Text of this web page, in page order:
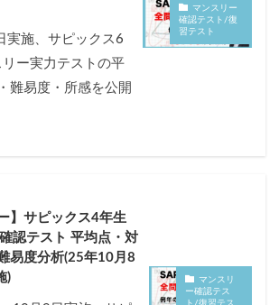
マンスリー
確認テスト/復
習テスト
実施、サピックス6
ー実力テストの平
難易度・所感を公開
マンスリ
ー確認テス
ト/復習テス
】サピックス4年生
認テスト 平均点・対
易度分析(25年10月8
)
コベツバradio（音声コンテンツ）
)についての話 ケアレスミス
判定テスト 新学年(1月〜2月)
夏期(7〜8月) 後期(9月〜11月)
) サピックステキスト解説・対策
コベツバweb授業